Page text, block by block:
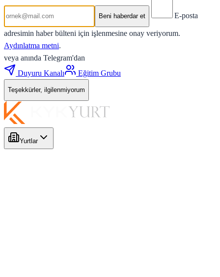
Beni haberdar et E-posta
adresimin haber bülteni için işlenmesine onay veriyorum.
Aydınlatma metni.
veya anında Telegram'dan
Duyuru Kanalı
Eğitim Grubu
Teşekkürler, ilgilenmiyorum
Yurtlar